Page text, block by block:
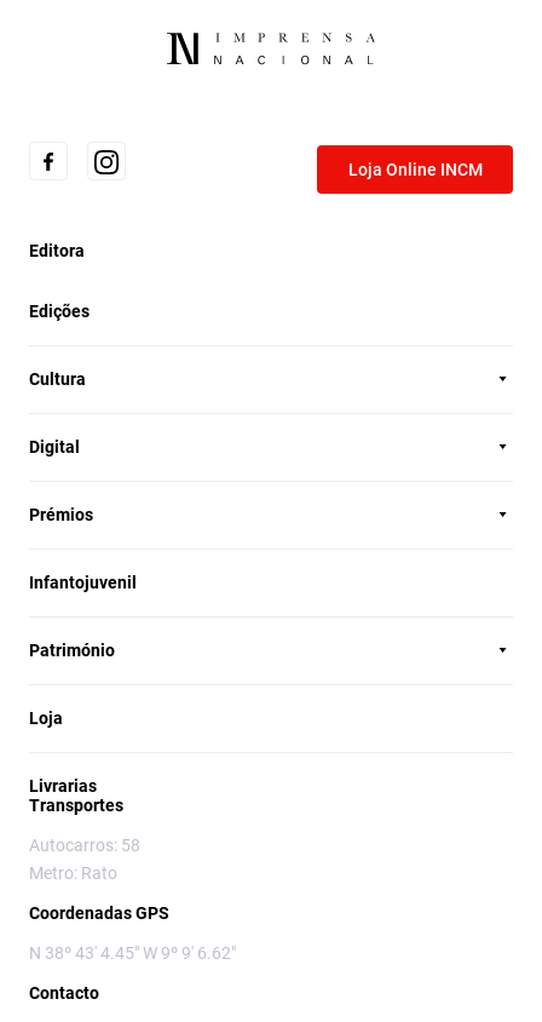
Loja Online INCM
Editora
Edições
Cultura
Digital
Prémios
Infantojuvenil
Património
Loja
Livrarias
Transportes
Autocarros: 58
Metro: Rato
Coordenadas GPS
N 38º 43' 4.45" W 9º 9' 6.62"
Contacto